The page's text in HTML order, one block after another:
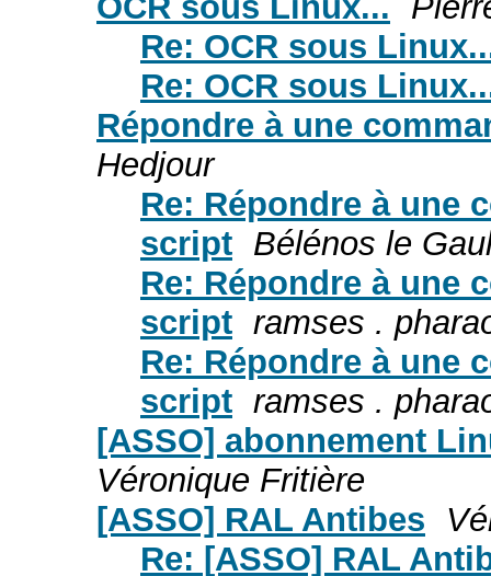
Re: OCR sous
Re: OCR sous
Répondre à une
Hedjour
Re: Répondre à une
script Bélénos le
Re: Répondre à une
script ramses .
Re: Répondre à une
script ramses .
[ASSO] abonnement
Véronique Fritière
[ASSO] RAL Antibes
Re: [ASSO] RAL